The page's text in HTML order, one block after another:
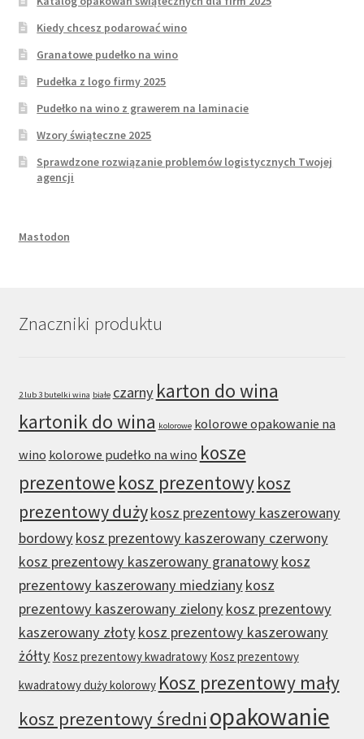
Kiedy chcesz podarować wino
Granatowe pudełko na wino
Pudełka z logo firmy 2025
Pudełko na wino z grawerem na laminacie
Wzory świąteczne 2025
Sprawdzone rozwiązanie problemów logistycznych Twojej
agencji
Mastodon
Znaczniki produktu
2 lub 3 butelki wina białe czarny karton do wina
kartonik do wina kolorowe kolorowe opakowanie na
wino kolorowe pudełko na wino kosze
prezentowe kosz prezentowykosz
prezentowy dużykosz prezentowy kaszerowany
bordowykosz prezentowy kaszerowany czerwony
kosz prezentowy kaszerowany granatowykosz
prezentowy kaszerowany miedzianykosz
prezentowy kaszerowany zielonykosz prezentowy
kaszerowany złotykosz prezentowy kaszerowany
żółty Kosz prezentowy kwadratowy Kosz prezentowy
kwadratowy duży kolorowy Kosz prezentowy mały
kosz prezentowy średni opakowanie